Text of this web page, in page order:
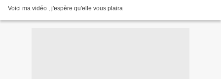
Voici ma vidéo , j'espère qu'elle vous plaira